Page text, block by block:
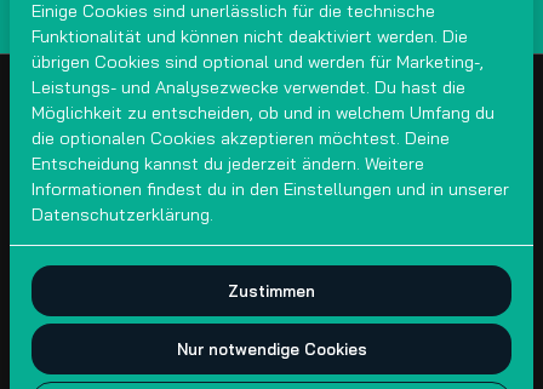
2026 crGFree Ladekabelvermietung DI(FH) Dragan Arsić. Alle
Rechte vorbehalten |
Powered by Booqable
Einige Cookies sind unerlässlich für die technische
Funktionalität und können nicht deaktiviert werden. Die
übrigen Cookies sind optional und werden für Marketing-,
Leistungs- und Analysezwecke verwendet. Du hast die
Möglichkeit zu entscheiden, ob und in welchem Umfang du
die optionalen Cookies akzeptieren möchtest. Deine
Entscheidung kannst du jederzeit ändern. Weitere
Informationen findest du in den Einstellungen und in unserer
Datenschutzerklärung.
Zustimmen
Nur notwendige Cookies